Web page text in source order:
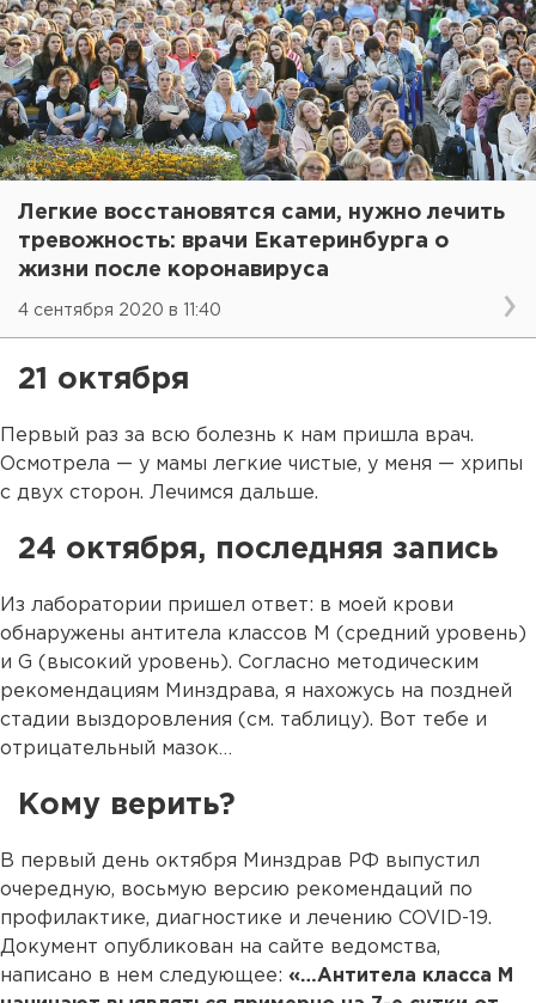
Легкие восстановятся сами, нужно лечить
тревожность: врачи Екатеринбурга о
жизни после коронавируса
4 сентября 2020 в 11:40
21 октября
Первый раз за всю болезнь к нам пришла врач.
Осмотрела — у мамы легкие чистые, у меня — хрипы
с двух сторон. Лечимся дальше.
24 октября, последняя запись
Из лаборатории пришел ответ: в моей крови
обнаружены антитела классов M (средний уровень)
и G (высокий уровень). Согласно методическим
рекомендациям Минздрава, я нахожусь на поздней
стадии выздоровления (см. таблицу). Вот тебе и
отрицательный мазок…
Кому верить?
В первый день октября Минздрав РФ выпустил
очередную, восьмую версию рекомендаций по
профилактике, диагностике и лечению COVID-19.
Документ опубликован на сайте ведомства,
написано в нем следующее: «…Антитела класса М